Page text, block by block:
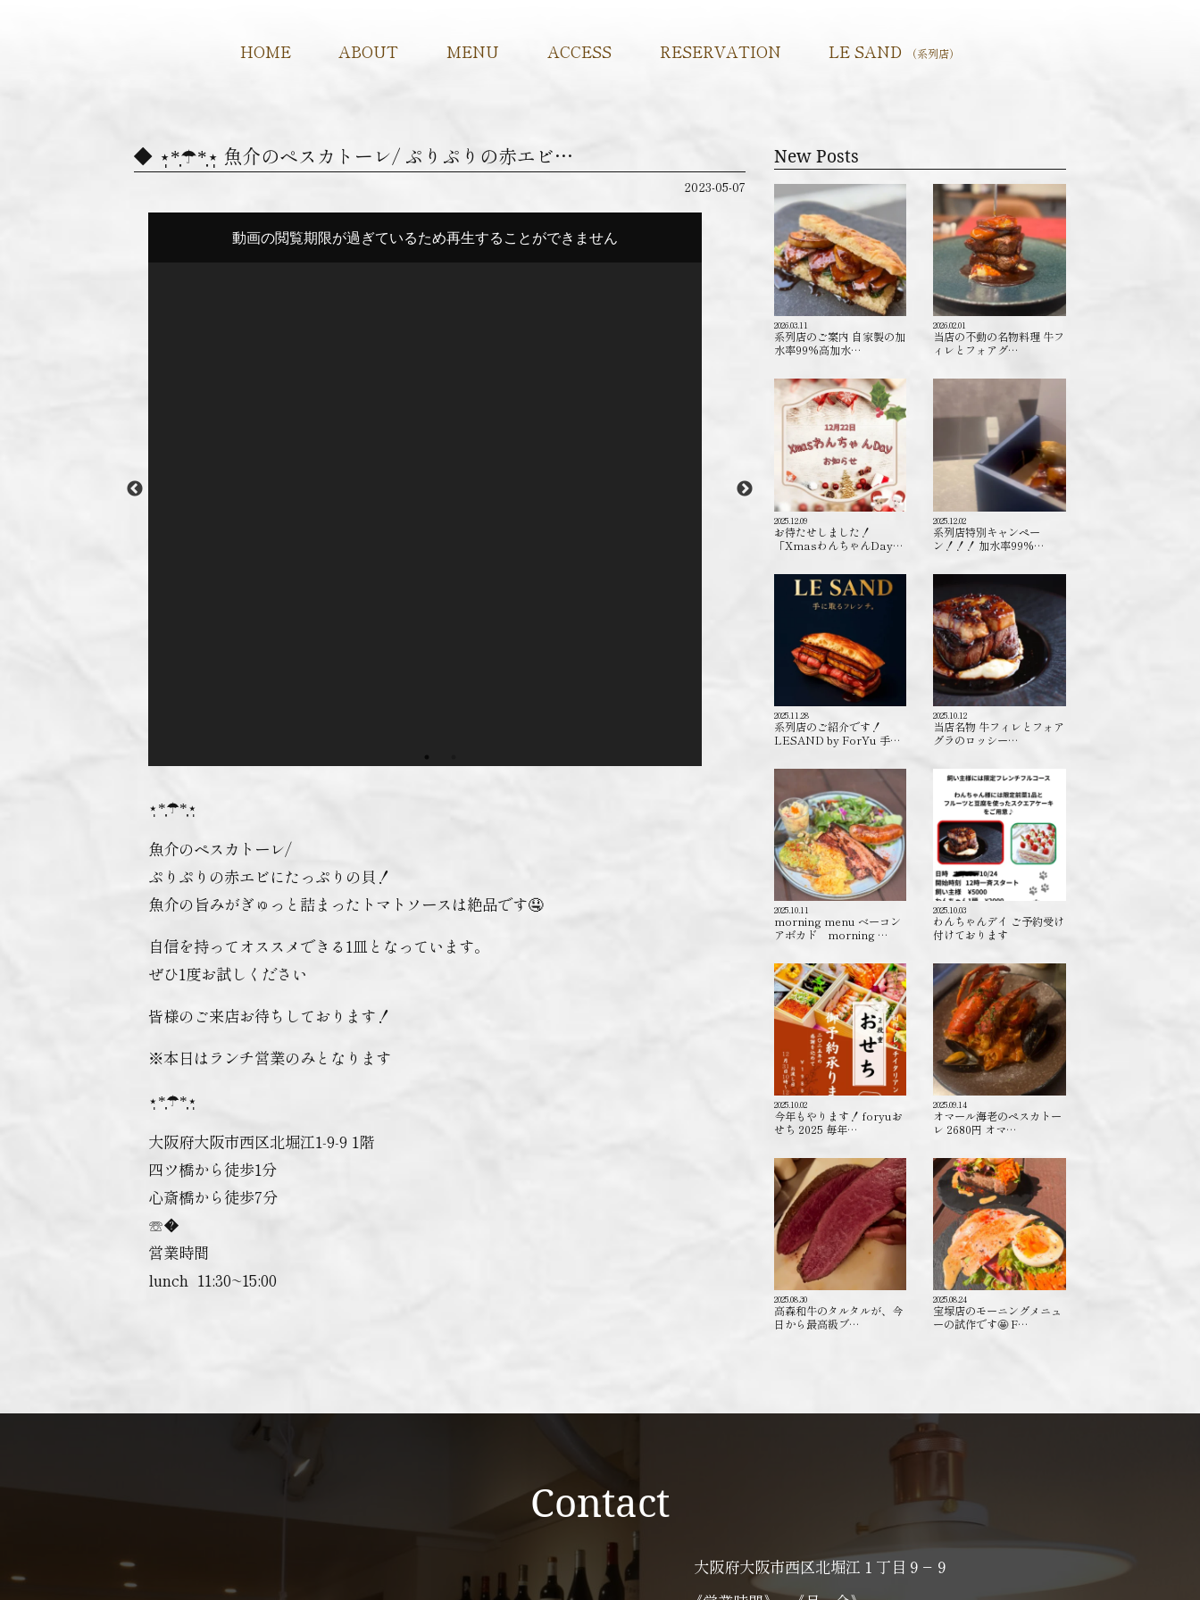
HOME ABOUT MENU ACCESS RESERVATION LE SAND （系列店）
⋆̩*̣̩☂︎*̣̩⋆̩ 魚介のペスカトーレ/ ぷりぷりの赤エビ…
2023-05-07
⋆̩*̣̩☂︎*̣̩⋆̩
魚介のペスカトーレ/
ぷりぷりの赤エビにたっぷりの貝！
魚介の旨みがぎゅっと詰まったトマトソースは絶品です🤤
自信を持ってオススメできる1皿となっています。
ぜひ1度お試しください
皆様のご来店お待ちしております！
※本日はランチ営業のみとなります
⋆̩*̣̩☂︎*̣̩⋆̩
大阪府大阪市西区北堀江1-9-9 1階
四ツ橋から徒歩1分
心斎橋から徒歩7分
☏�
営業時間
lunch ︎ 11:30~15:00
New Posts
2026.03.11
系列店のご案内 自家製の加
水率99%高加水…
2026.02.01
当店の不動の名物料理 牛フ
ィレとフォアグ…
2025.12.09
お待たせしました！
「XmasわんちゃんDay…
2025.12.02
系列店特別キャンペー
ン！！！ 加水率99%…
2025.11.28
系列店のご紹介です！
LESAND by ForYu 手…
2025.10.12
当店名物 牛フィレとフォア
グラのロッシー…
2025.10.11
morning menu ベーコン
アボカド morning …
2025.10.03
わんちゃんデイ ご予約受け
付けております️
2025.10.02
今年もやります！ foryuお
せち 2025 毎年…
2025.09.14
オマール海老のペスカトー
レ 2680円 オマ…
2025.08.30
高森和牛のタルタルが、今
日から最高級ブ…
2025.08.24
宝塚店のモーニングメニュ
ーの試作です🤩 F…
Contact
大阪府大阪市西区北堀江１丁目９−９